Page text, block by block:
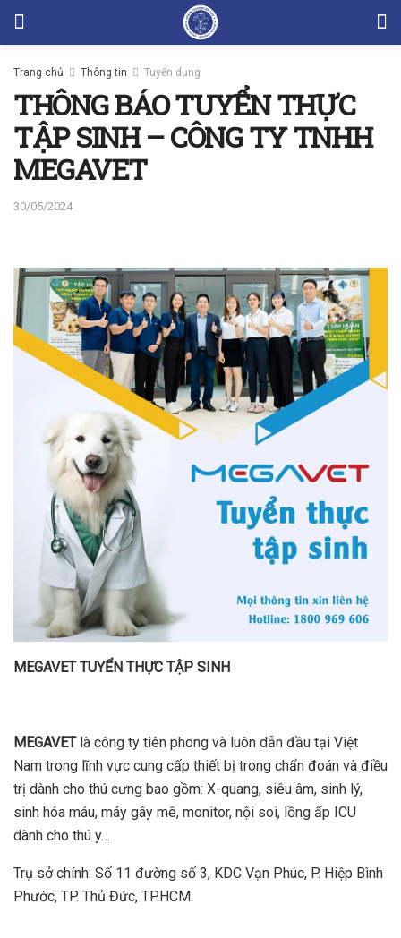
Trang chủ Thông tin Tuyển dụng
THÔNG BÁO TUYỂN THỰC
TẬP SINH – CÔNG TY TNHH
MEGAVET
30/05/2024
MEGAVET TUYỂN THỰC TẬP SINH
MEGAVETlà công ty tiên phong và luôn dẫn đầu tại Việt
Nam trong lĩnh vực cung cấp thiết bị trong chẩn đoán và điều
trị dành cho thú cưng bao gồm: X-quang, siêu âm, sinh lý,
sinh hóa máu, máy gây mê, monitor, nội soi, lồng ấp ICU
dành cho thú y…
Trụ sở chính: Số 11 đường số 3, KDC Vạn Phúc, P. Hiệp Bình
Phước, TP. Thủ Đức, TP.HCM.